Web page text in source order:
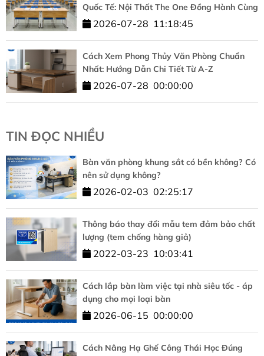
Quốc Tế: Nội Thất The One Đồng Hành Cùng
HUFLIT
2026-07-28 11:18:45
Cách Xem Phong Thủy Văn Phòng Chuẩn
Nhất: Hướng Dẫn Chi Tiết Từ A-Z
2026-07-28 00:00:00
TIN ĐỌC NHIỀU
Bàn văn phòng khung sắt có bền không? Có
nên sử dụng không?
2026-02-03 02:25:17
Thông báo thay đổi mẫu tem đảm bảo chất
lượng (tem chống hàng giả)
2022-03-23 10:03:41
Cách lắp bàn làm việc tại nhà siêu tốc - áp
dụng cho mọi loại bàn
2026-06-15 00:00:00
Cách Nâng Hạ Ghế Công Thái Học Đúng